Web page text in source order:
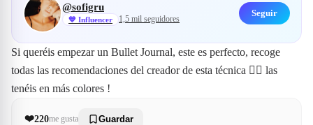
@sofigru
💙 Influencer 1,5 mil seguidores
Seguir
Si queréis empezar un Bullet Journal, este es perfecto, recoge
todas las recomendaciones del creador de esta técnica 👍🏻 las
tenéis en más colores !
❤️220me gusta Guardar